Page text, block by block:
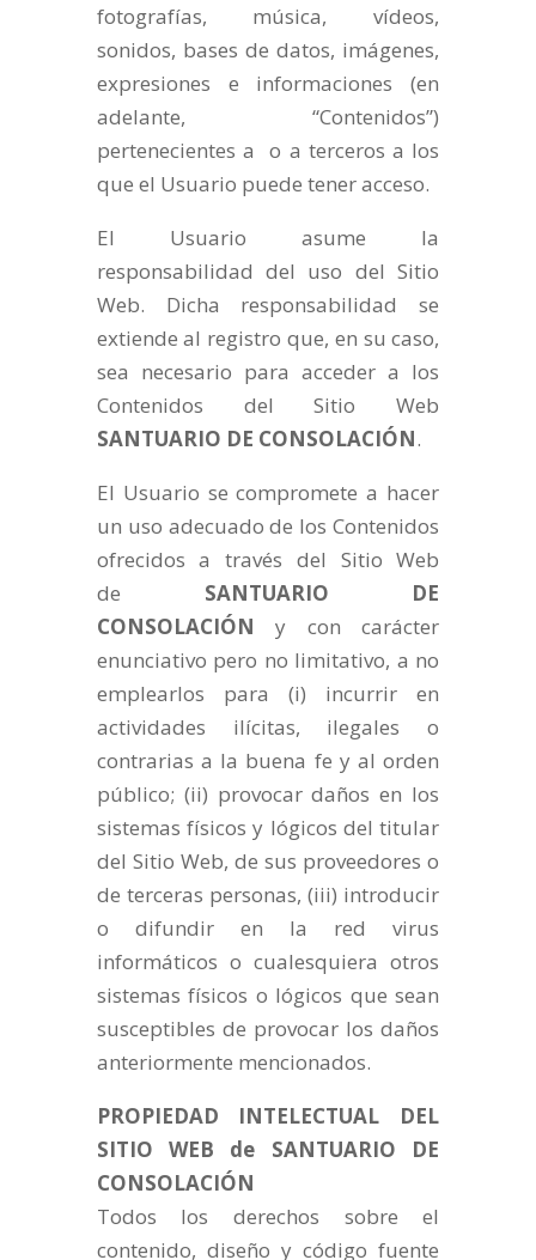
fotografías, música, vídeos,
sonidos, bases de datos, imágenes,
expresiones e informaciones (en
adelante, “Contenidos”)
pertenecientes a o a terceros a los
que el Usuario puede tener acceso.
El Usuario asume la
responsabilidad del uso del Sitio
Web. Dicha responsabilidad se
extiende al registro que, en su caso,
sea necesario para acceder a los
Contenidos del Sitio Web
SANTUARIO DE CONSOLACIÓN.
El Usuario se compromete a hacer
un uso adecuado de los Contenidos
ofrecidos a través del Sitio Web
de SANTUARIO DE
CONSOLACIÓN y con carácter
enunciativo pero no limitativo, a no
emplearlos para (i) incurrir en
actividades ilícitas, ilegales o
contrarias a la buena fe y al orden
público; (ii) provocar daños en los
sistemas físicos y lógicos del titular
del Sitio Web, de sus proveedores o
de terceras personas, (iii) introducir
o difundir en la red virus
informáticos o cualesquiera otros
sistemas físicos o lógicos que sean
susceptibles de provocar los daños
anteriormente mencionados.
PROPIEDAD INTELECTUAL DEL
SITIO WEB de SANTUARIO DE
CONSOLACIÓN
Todos los derechos sobre el
contenido, diseño y código fuente